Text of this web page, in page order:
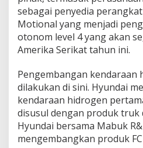
sebagai penyedia
Motional yang menjadi
otonom level 4 yang akan
Amerika Serikat tahun ini.
Pengembangan kendaraan
dilakukan di sini. Hyundai
kendaraan hidrogen
disusul dengan produk truk
Hyundai bersama Mabuk
mengembangkan produk